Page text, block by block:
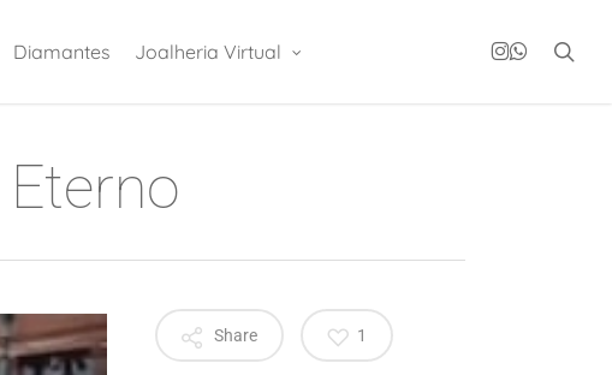
Diamantes Joalheria Virtual instagram
whatsapp
Share 1